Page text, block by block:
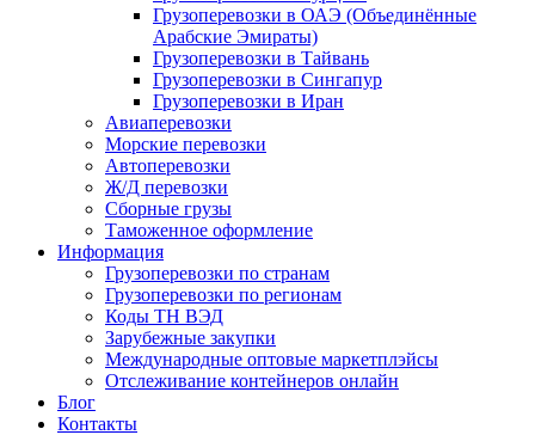
Грузоперевозки в ОАЭ (Объединённые
Арабские Эмираты)
Грузоперевозки в Тайвань
Грузоперевозки в Сингапур
Грузоперевозки в Иран
Авиаперевозки
Морские перевозки
Автоперевозки
Ж/Д перевозки
Сборные грузы
Таможенное оформление
Информация
Грузоперевозки по странам
Грузоперевозки по регионам
Коды ТН ВЭД
Зарубежные закупки
Международные оптовые маркетплэйсы
Отслеживание контейнеров онлайн
Блог
Контакты